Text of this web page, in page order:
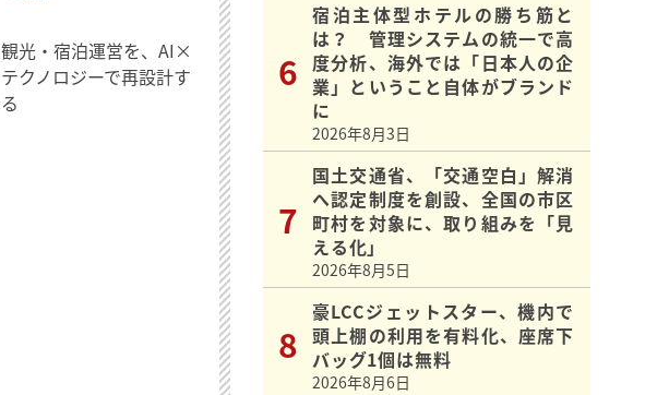
観光・宿泊運営を、AI×
テクノロジーで再設計す
る
宿泊主体型ホテルの勝ち筋と
は？ 管理システムの統一で高
度分析、海外では「日本人の企
業」ということ自体がブランド
に
2026年8月3日
国土交通省、「交通空白」解消
へ認定制度を創設、全国の市区
町村を対象に、取り組みを「見
える化」
2026年8月5日
豪LCCジェットスター、機内で
頭上棚の利用を有料化、座席下
バッグ1個は無料
2026年8月6日